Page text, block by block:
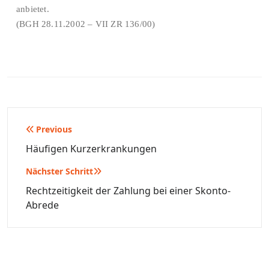
anbietet.
(BGH 28.11.2002 – VII ZR 136/00)
Beitragsnavigation
Previous
Häufigen Kurzerkrankungen
Nächster Schritt
Rechtzeitigkeit der Zahlung bei einer Skonto-
Abrede